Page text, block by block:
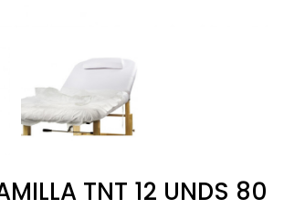
TNT 12 UNDS 80